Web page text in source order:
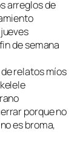
arreglos de
de semana
relatos míos
porque no
es broma,